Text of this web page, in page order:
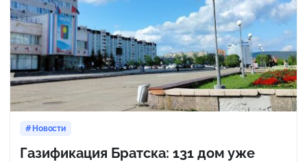
Новости
Газификация Братска: 131 дом уже